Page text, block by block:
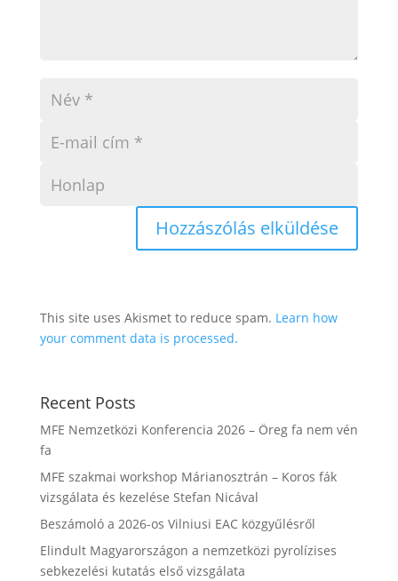
This site uses Akismet to reduce spam. Learn how
your comment data is processed.
Recent Posts
MFE Nemzetközi Konferencia 2026 – Öreg fa nem vén
fa
MFE szakmai workshop Márianosztrán – Koros fák
vizsgálata és kezelése Stefan Nicával
Beszámoló a 2026-os Vilniusi EAC közgyűlésről
Elindult Magyarországon a nemzetközi pyrolízises
sebkezelési kutatás első vizsgálata